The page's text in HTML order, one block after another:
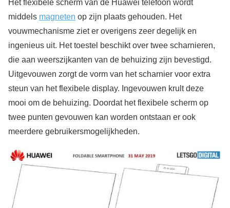
Het flexibele scherm van de Huawei telefoon wordt
middels magneten op zijn plaats gehouden. Het
vouwmechanisme ziet er overigens zeer degelijk en
ingenieus uit. Het toestel beschikt over twee scharnieren,
die aan weerszijkanten van de behuizing zijn bevestigd.
Uitgevouwen zorgt de vorm van het scharnier voor extra
steun van het flexibele display. Ingevouwen krult deze
mooi om de behuizing. Doordat het flexibele scherm op
twee punten gevouwen kan worden ontstaan er ook
meerdere gebruikersmogelijkheden.